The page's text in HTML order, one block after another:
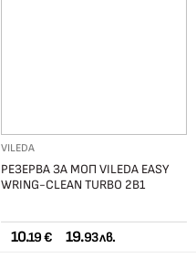
VILEDA
РЕЗЕРВА ЗА МОП VILEDA EASY
WRING-CLEAN TURBO 2В1
10.19 € 19.93 лв.